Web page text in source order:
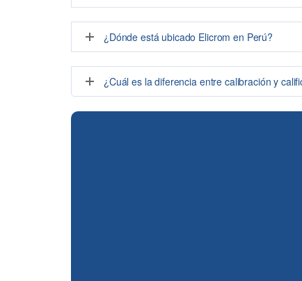
¿Dónde está ubicado Elicrom en Perú?
¿Cuál es la diferencia entre calibración y